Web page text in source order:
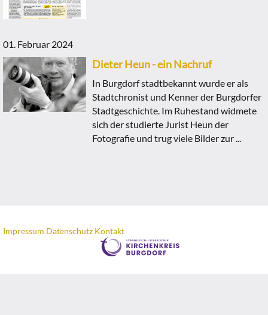
01. Februar 2024
Dieter Heun - ein Nachruf
In Burgdorf stadtbekannt wurde er als
Stadtchronist und Kenner der Burgdorfer
Stadtgeschichte. Im Ruhestand widmete
sich der studierte Jurist Heun der
Fotografie und trug viele Bilder zur ...
Impressum Datenschutz Kontakt